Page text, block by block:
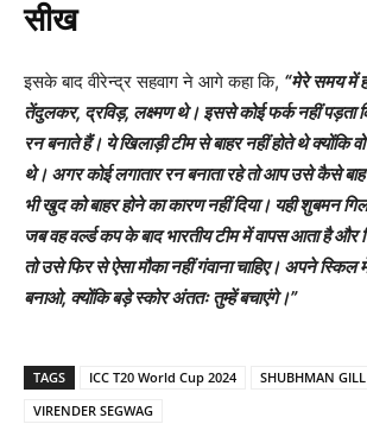
सीख
इसके बाद वीरेन्द्र सहवाग ने आगे कहा कि, “मेरे समय में
तेंदुलकर, द्रविड़, लक्ष्मण थे। इससे कोई फर्क नहीं पड़ता
रन बनाते हैं। ये खिलाड़ी टीम से बाहर नहीं होते थे क्योंकि
थे। अगर कोई लगातार रन बनाता रहे तो आप उसे कैसे
भी खुद को बाहर होने का कारण नहीं दिया। यही शुबमन
जब वह वर्ल्ड कप के बाद भारतीय टीम में वापस आता है
तो उसे फिर से ऐसा मौका नहीं गंवाना चाहिए। अपने
बनाओ, क्योंकि बड़े स्कोर अंततः तुम्हें बचाएंगे।”
TAGS ICC T20 World Cup 2024 SHUBHMAN GILL
VIRENDER SEGWAG